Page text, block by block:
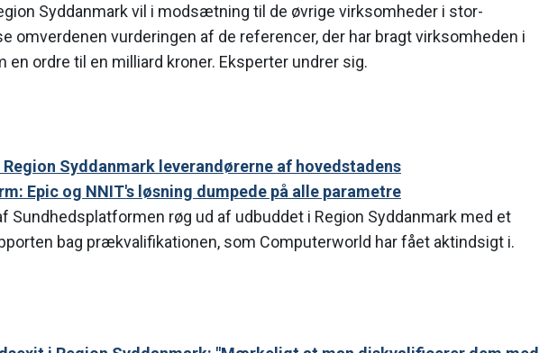
Syddanmark vil i modsætning til de øvrige virksomheder i stor-
omverdenen vurderingen af de referencer, der har bragt virksomheden i
en ordre til en milliard kroner. Eksperter undrer sig.
Syddanmark leverandørerne af hovedstadens
Epic og NNIT's løsning dumpede på alle parametre
Sundhedsplatformen røg ud af udbuddet i Region Syddanmark med et
bag prækvalifikationen, som Computerworld har fået aktindsigt i.